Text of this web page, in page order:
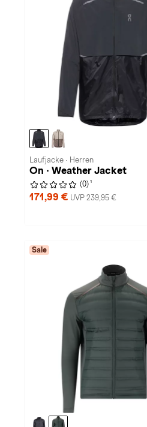
Laufjacke · Herren
On · Weather Jacket
(0) 1
171,99 € UVP 239,95 €
Sale